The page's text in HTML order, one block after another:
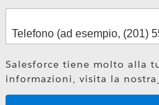
Salesforce tiene molto alla
informazioni, visita la nostra